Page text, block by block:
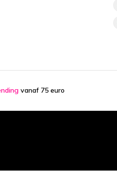
vanaf 75 euro